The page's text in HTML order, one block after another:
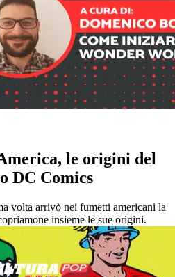
le origini del
DC Comics
volta arrivò nei fumetti americani la
insieme le sue origini.